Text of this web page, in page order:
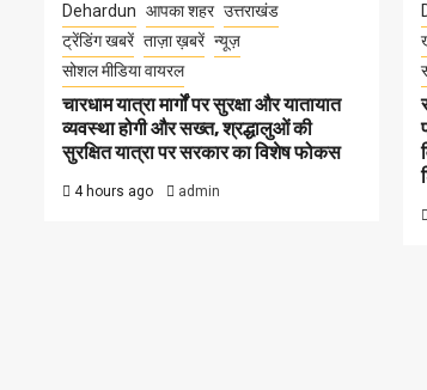
Dehardun आपका शहर उत्तराखंड
ट्रेंडिंग खबरें ताज़ा ख़बरें न्यूज़
सोशल मीडिया वायरल
चारधाम यात्रा मार्गों पर सुरक्षा और यातायात
व्यवस्था होगी और सख्त, श्रद्धालुओं की
सुरक्षित यात्रा पर सरकार का विशेष फोकस
4 hours ago admin